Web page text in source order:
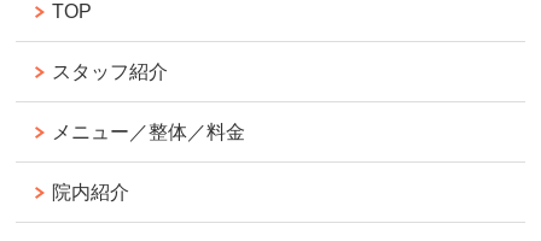
TOP
スタッフ紹介
メニュー／整体／料金
院内紹介